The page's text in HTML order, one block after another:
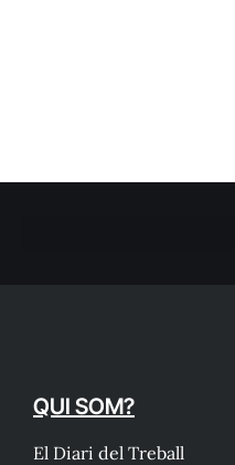
QUI SOM?
El Diari del Treball